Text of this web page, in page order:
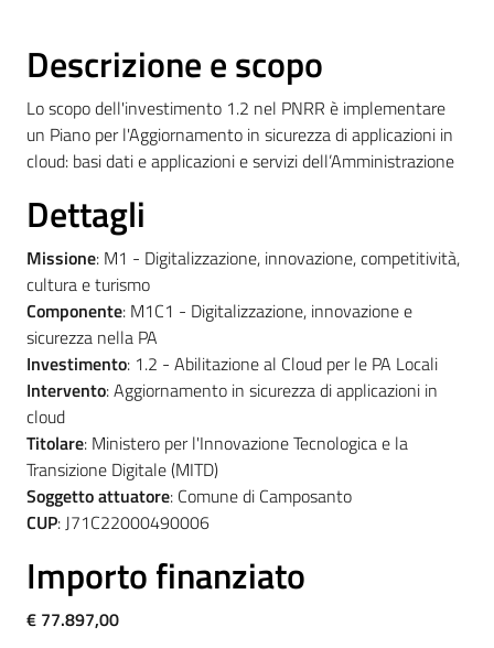
o
n
l
i
n
e
Sportello
telematico
SUE
Tutti
gli
argomenti...
Seguici
Descrizione e scopo
Lo scopo dell'investimento 1.2 nel PNRR è implementare
un Piano per l'Aggiornamento in sicurezza di applicazioni in
cloud: basi dati e applicazioni e servizi dell’Amministrazione
Dettagli
Missione: M1 - Digitalizzazione, innovazione, competitività,
cultura e turismo
Componente: M1C1 - Digitalizzazione, innovazione e
sicurezza nella PA
Investimento: 1.2 - Abilitazione al Cloud per le PA Locali
Intervento: Aggiornamento in sicurezza di applicazioni in
cloud
Titolare: Ministero per l'Innovazione Tecnologica e la
Transizione Digitale (MITD)
Soggetto attuatore: Comune di Camposanto
CUP: J71C22000490006
Importo finanziato
€ 77.897,00